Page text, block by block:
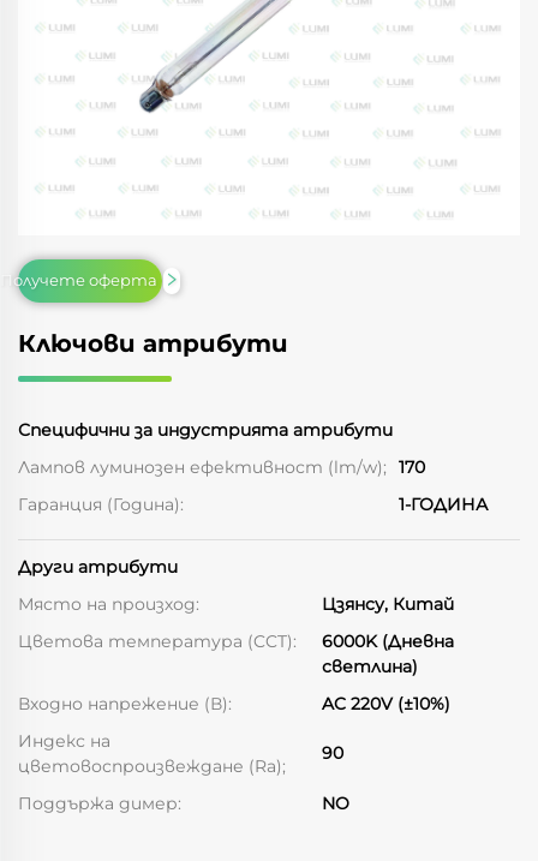
Ключови атрибути
Специфични за индустрията атрибути
Лампов луминозен ефективност (lm/w);
170
Гаранция (Година):
1-ГОДИНА
Други атрибути
Място на произход:
Цзянсу, Китай
Цветова температура (CCT):
6000K (Дневна
светлина)
Входно напрежение (В):
AC 220V (±10%)
Индекс на
цветовоспроизвеждане (Ra);
90
Поддържа димер: NO
Получете оферта